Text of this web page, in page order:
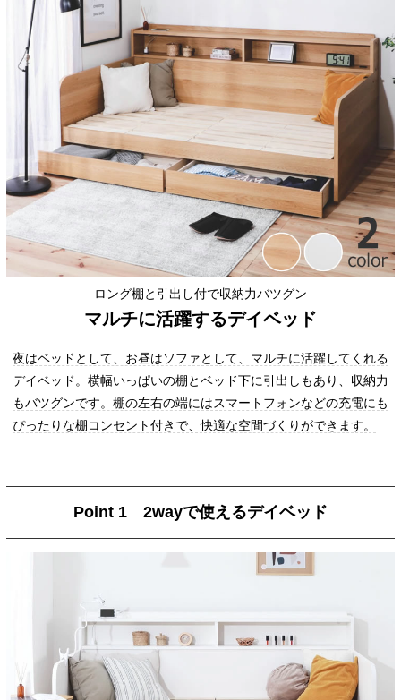
ロング棚と引出し付で収納力バツグン
マルチに活躍するデイベッド
夜はベッドとして、お昼はソファとして、マルチに活躍してくれる
デイベッド。横幅いっぱいの棚とベッド下に引出しもあり、収納力
もバツグンです。棚の左右の端にはスマートフォンなどの充電にも
ぴったりな棚コンセント付きで、快適な空間づくりができます。
Point 1 2wayで使えるデイベッド